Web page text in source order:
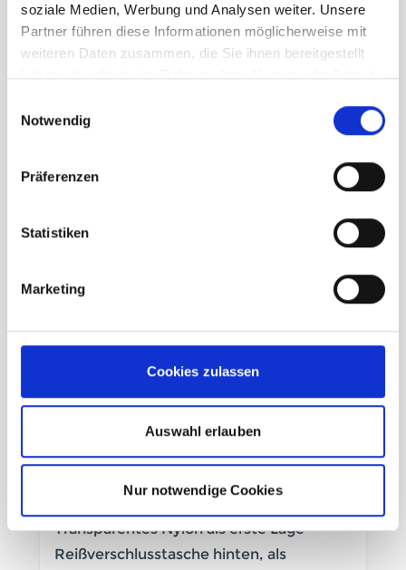
soziale Medien, Werbung und Analysen weiter. Unsere
Partner führen diese Informationen möglicherweise mit
weiteren Daten zusammen, die Sie ihnen bereitgestellt
haben oder die sie im Rahmen Ihrer Nutzung der Dienste
Notwendig
Präferenzen
Statistiken
Marketing
Cookies zulassen
Auswahl erlauben
Nur notwendige Cookies
UVP119,95 €
unser Preis ab:95,96 €-20%
Menge
Beschreibung /
GORE® Drive Weste Damen
Durchgehender Reißverschluss mit
Hoher Kragen zum Schutz vor Wind
Reflexdetails
Reflektierendes Nahtband und Logo nur
durch das Obermaterial sichtbar
Transparentes Nylon als erste Lage
Reißverschlusstasche hinten, als